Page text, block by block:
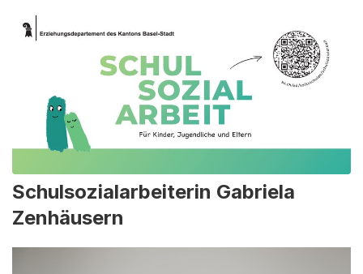
Schulsozialarbeiterin Gabriela
Zenhäusern